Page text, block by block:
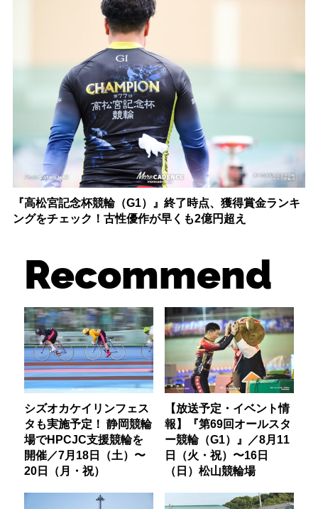
『高松宮記念杯競輪（G1）』終了時点、獲得賞金ランキ
ングをチェック！古性優作が早くも2億円超え
Recommend
シズオカケイリンフェス
タも実施予定！ 静岡競輪
場でHPCJC支援競輪を
開催／7月18日（土）〜
20日（月・祝）
【放送予定・イベント情
報】『第69回オールスタ
ー競輪（G1）』／8月11
日（火・祝）〜16日
（日）松山競輪場